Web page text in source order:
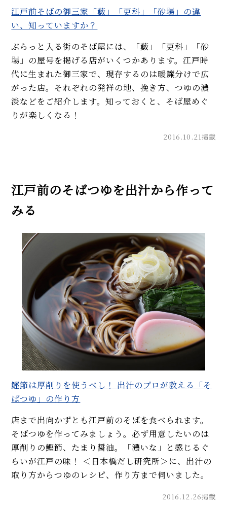
江戸前そばの御三家「藪」「更科」「砂場」の違
い、知っていますか？
ぶらっと入る街のそば屋には、「藪」「更科」「砂
場」の屋号を掲げる店がいくつかあります。江戸時
代に生まれた御三家で、現存するのは暖簾分けで広
がった店。それぞれの発祥の地、挽き方、つゆの濃
淡などをご紹介します。知っておくと、そば屋めぐ
りが楽しくなる！
2016.10.21掲載
江戸前のそばつゆを出汁から作って
みる
鰹節は厚削りを使うべし！ 出汁のプロが教える「そ
ばつゆ」の作り方
店まで出向かずとも江戸前のそばを食べられます。
そばつゆを作ってみましょう。必ず用意したいのは
厚削りの鰹節、たまり醤油。「濃いな」と感じるぐ
らいが江戸の味！ ＜日本橋だし研究所＞に、出汁の
取り方からつゆのレシピ、作り方まで伺いました。
2016.12.26掲載